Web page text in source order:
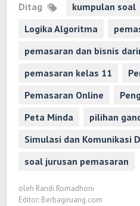
Ditag kumpulan soal
Logika Algoritma
pemasaran dan bisnis
pemasaran kelas 11
Pemasaran Online
Peta Minda
pilihan
Simulasi dan Komunikasi
soal jurusan pemasaran
oleh Randi Romadhoni
Editor: Berbagiruang.com